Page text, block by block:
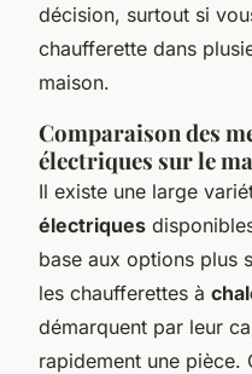
décision, surtout si
chaufferette dans
maison.
Comparaison des
électriques sur le
Il existe une large
électriques
base aux options plus
les chaufferettes à
démarquent par leur
rapidement une pièce.